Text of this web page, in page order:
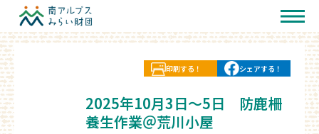
印刷する！ シェアする！
2025年10月3日～5日 防鹿柵
養生作業＠荒川小屋